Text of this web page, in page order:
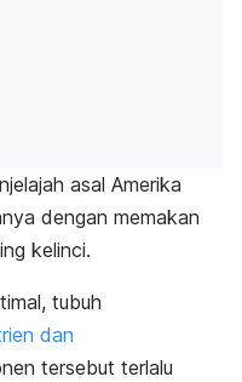
asal Amerika
dengan memakan
kelinci.
tubuh
dan
tersebut terlalu